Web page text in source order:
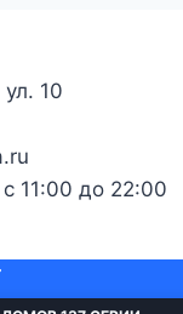
10
11:00 до 22:00